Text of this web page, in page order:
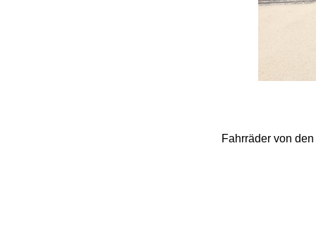
Fahrräder von